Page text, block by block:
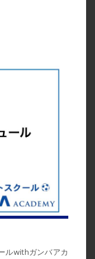
ルwithガンバアカ